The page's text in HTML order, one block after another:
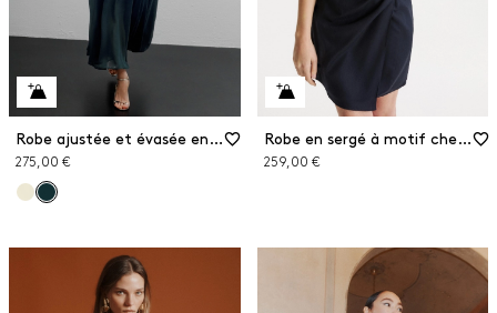
Robe ajustée et évasée en georgette
275,00 €
Robe en sergé à motif chevrons
259,00 €